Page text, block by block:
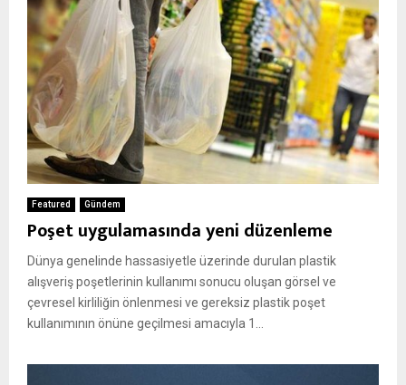
Featured Gündem
Poşet uygulamasında yeni düzenleme
Dünya genelinde hassasiyetle üzerinde durulan plastik
alışveriş poşetlerinin kullanımı sonucu oluşan görsel ve
çevresel kirliliğin önlenmesi ve gereksiz plastik poşet
kullanımının önüne geçilmesi amacıyla 1...